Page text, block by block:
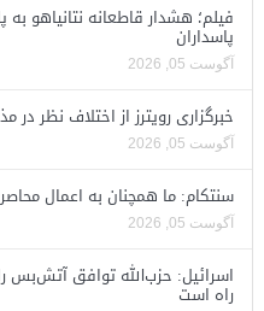
فیلم؛ هشدار قاطعانه نتانیاهو
پاسداران
آگوست 05, 2026
خبرگزاری رویترز از اختلاف نظر در
آگوست 05, 2026
سنتکام: ما همچنان به اعمال
آگوست 05, 2026
اسرائیل: حزب‌الله توافق آتش‌بس
راه است